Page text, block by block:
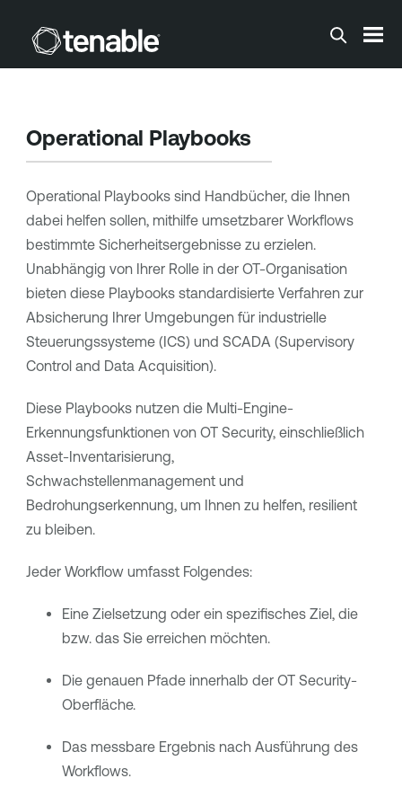
Zum Hauptinhalt springen
Operational Playbooks
Operational Playbooks sind Handbücher, die Ihnen
dabei helfen sollen, mithilfe umsetzbarer Workflows
bestimmte Sicherheitsergebnisse zu erzielen.
Unabhängig von Ihrer Rolle in der OT-Organisation
bieten diese Playbooks standardisierte Verfahren zur
Absicherung Ihrer Umgebungen für industrielle
Steuerungssysteme (ICS) und SCADA (Supervisory
Control and Data Acquisition).
Diese Playbooks nutzen die Multi-Engine-
Erkennungsfunktionen von OT Security, einschließlich
Asset-Inventarisierung,
Schwachstellenmanagement und
Bedrohungserkennung, um Ihnen zu helfen, resilient
zu bleiben.
Jeder Workflow umfasst Folgendes:
Eine Zielsetzung oder ein spezifisches Ziel, die
bzw. das Sie erreichen möchten.
Die genauen Pfade innerhalb der OT Security-
Oberfläche.
Das messbare Ergebnis nach Ausführung des
Workflows.